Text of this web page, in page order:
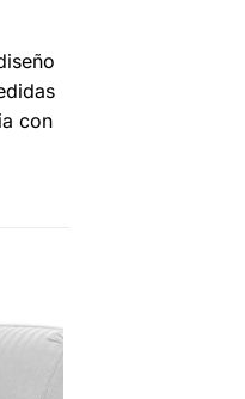
con